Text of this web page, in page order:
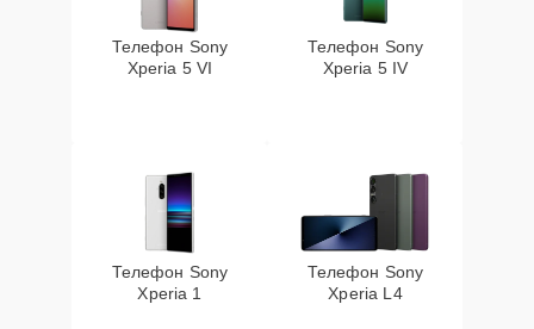
Телефон Sony
Xperia 5 VI
Телефон Sony
Xperia 5 IV
Телефон Sony
Xperia 1
Телефон Sony
Xperia L4